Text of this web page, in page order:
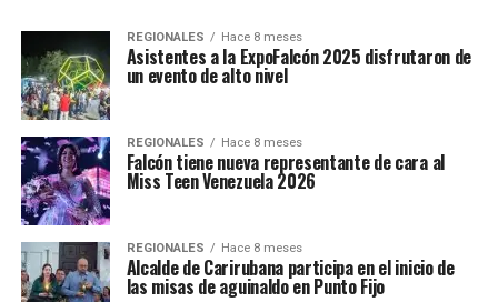
REGIONALES Hace 8 meses
Asistentes a la ExpoFalcón 2025 disfrutaron de
un evento de alto nivel
REGIONALES Hace 8 meses
Falcón tiene nueva representante de cara al
Miss Teen Venezuela 2026
REGIONALES Hace 8 meses
Alcalde de Carirubana participa en el inicio de
las misas de aguinaldo en Punto Fijo